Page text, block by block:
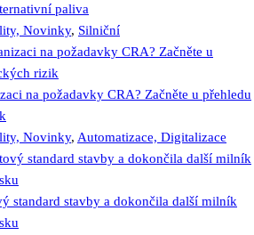
paliva
Novinky, Silniční
na požadavky CRA? Začněte u přehledu
Novinky, Automatizace, Digitalizace
standard stavby a dokončila další milník